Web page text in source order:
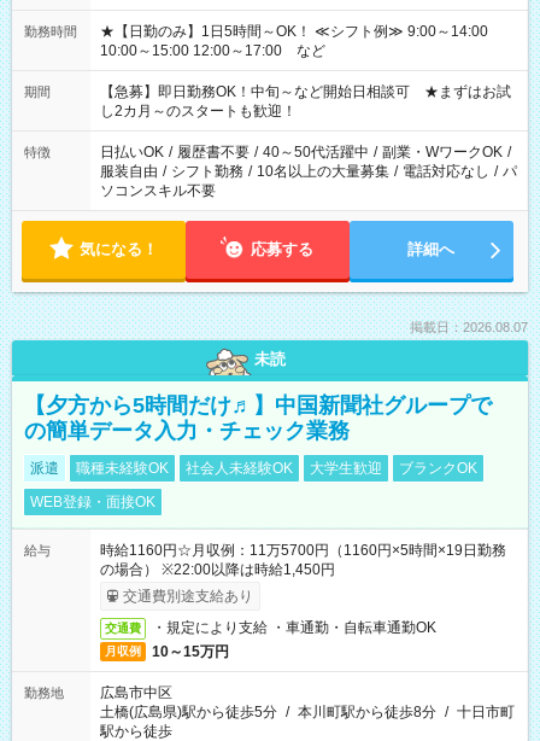
勤務時間
★【日勤のみ】1日5時間～OK！ ≪シフト例≫ 9:00～14:00
10:00～15:00 12:00～17:00 など
期間
【急募】即日勤務OK！中旬～など開始日相談可 ★まずはお試
し2カ月～のスタートも歓迎！
特徴 日払いOK / 履歴書不要 / 40～50代活躍中 / 副業・WワークOK /
服装自由 / シフト勤務 / 10名以上の大量募集 / 電話対応なし / パ
ソコンスキル不要
気になる！ 応募する 詳細へ
掲載日：2026.08.07
未読
【夕方から5時間だけ♬】中国新聞社グループで
の簡単データ入力・チェック業務
派遣 職種未経験OK 社会人未経験OK 大学生歓迎
ブランクOK
WEB登録・面接OK
給与
時給1160円☆月収例：11万5700円（1160円×5時間×19日勤務
の場合） ※22:00以降は時給1,450円
交通費別途支給あり
交通費 ・規定により支給 ・車通勤・自転車通勤OK
月収例 10～15万円
勤務地
広島市中区
土橋(広島県)駅から徒歩5分 / 本川町駅から徒歩8分 / 十日市町
駅から徒歩